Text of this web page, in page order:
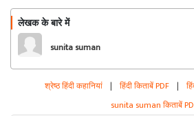
लेखक के बारे में
sunita suman
श्रेष्ठ हिंदी कहानियां | हिंदी किताबें PDF |
sunita suman किताबें